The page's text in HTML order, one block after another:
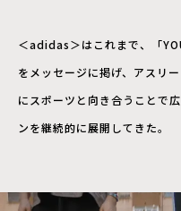
＜adidas＞はこれまで、「
をメッセージに掲げ、アスリ
にスポーツと向き合うことで
ンを継続的に展開してきた。